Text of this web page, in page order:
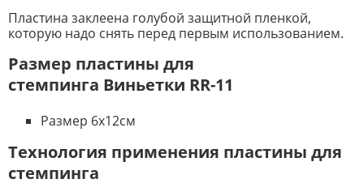
Пластина заклеена голубой защитной пленкой,
которую надо снять перед первым использованием.
Размер пластины для
стемпинга Виньетки RR-11
Размер 6х12см
Технология применения пластины для
стемпинга